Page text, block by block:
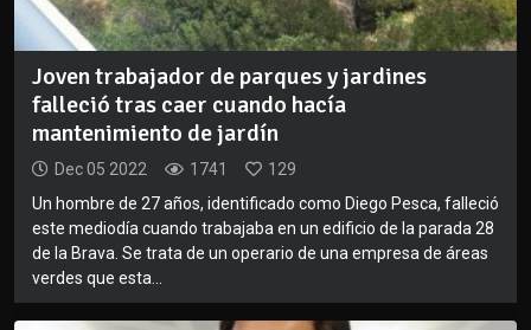
Joven trabajador de parques y jardines
falleció tras caer cuando hacía
mantenimiento de jardín
Dec 05 2022 1741
129
Un hombre de 27 años, identificado como Diego Pesca, falleció
este mediodía cuando trabajaba en un edificio de la parada 28
de la Brava. Se trata de un operario de una empresa de áreas
verdes que esta...